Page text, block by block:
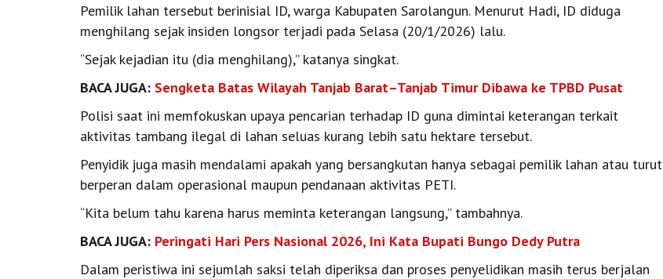
Pemilik lahan tersebut berinisial ID, warga Kabupaten Sarolangun. Menurut Hadi, ID diduga
menghilang sejak insiden longsor terjadi pada Selasa (20/1/2026) lalu.
“Sejak kejadian itu (dia menghilang),” katanya singkat.
BACA JUGA: Sengketa Batas Wilayah Tanjab Barat–Tanjab Timur Dibawa ke TPBD Pusat
Polisi saat ini memfokuskan upaya pencarian terhadap ID guna dimintai keterangan terkait
aktivitas tambang ilegal di lahan seluas kurang lebih satu hektare tersebut.
Penyidik juga masih mendalami apakah yang bersangkutan hanya sebagai pemilik lahan atau turut
berperan dalam operasional maupun pendanaan aktivitas PETI.
“Kita belum tahu karena harus meminta keterangan langsung,” tambahnya.
BACA JUGA: Peringati Hari Pers Nasional 2026, Ini Kata Bupati Bungo Dedy Putra
Dalam peristiwa ini sejumlah saksi telah diperiksa dan proses penyelidikan masih terus berjalan